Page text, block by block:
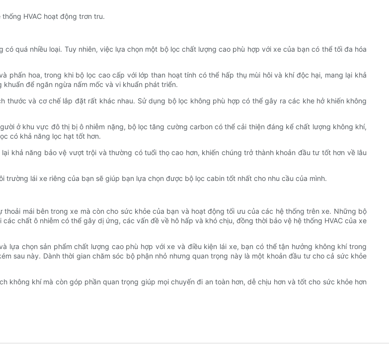
HVAC hoạt động trơn tru.
quá nhiều loại. Tuy nhiên, việc lựa chọn một bộ lọc chất lượng cao phù hợp với xe của bạn có thể tối đa hóa
phấn hoa, trong khi bộ lọc cao cấp với lớp than hoạt tính có thể hấp thụ mùi hôi và khí độc hại, mang lại khả
để ngăn ngừa nấm mốc và vi khuẩn phát triển.
thước và cơ chế lắp đặt rất khác nhau. Sử dụng bộ lọc không phù hợp có thể gây ra các khe hở khiến không
ở khu vực đô thị bị ô nhiễm nặng, bộ lọc tăng cường carbon có thể cải thiện đáng kể chất lượng không khí,
có khả năng lọc hạt tốt hơn.
khả năng bảo vệ vượt trội và thường có tuổi thọ cao hơn, khiến chúng trở thành khoản đầu tư tốt hơn về lâu
lái xe riêng của bạn sẽ giúp bạn lựa chọn được bộ lọc cabin tốt nhất cho nhu cầu của mình.
mái bên trong xe mà còn cho sức khỏe của bạn và hoạt động tối ưu của các hệ thống trên xe. Những bộ
chất ô nhiễm có thể gây dị ứng, các vấn đề về hô hấp và khó chịu, đồng thời bảo vệ hệ thống HVAC của xe
lựa chọn sản phẩm chất lượng cao phù hợp với xe và điều kiện lái xe, bạn có thể tận hưởng không khí trong
sau này. Dành thời gian chăm sóc bộ phận nhỏ nhưng quan trọng này là một khoản đầu tư cho cả sức khỏe
không khí mà còn góp phần quan trọng giúp mọi chuyến đi an toàn hơn, dễ chịu hơn và tốt cho sức khỏe hơn